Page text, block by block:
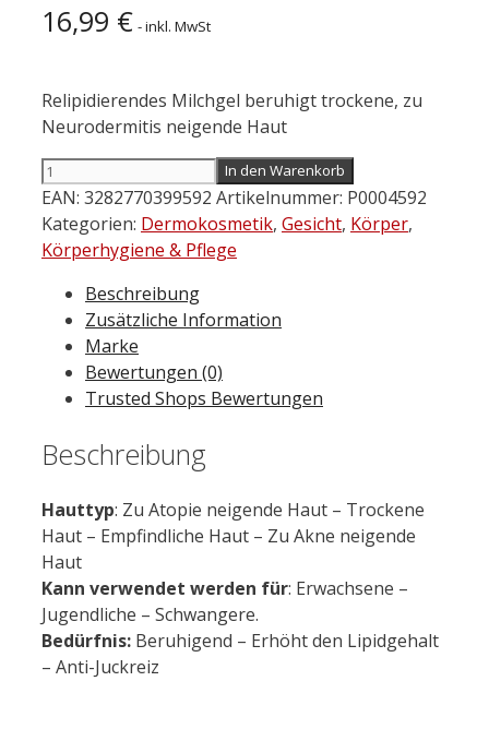
16,99 € - inkl. MwSt
Relipidierendes Milchgel beruhigt trockene, zu
Neurodermitis neigende Haut
Avène
XeraCalm
A.D
Rückfettendes
Gel
200
Menge
In den Warenkorb
EAN: 3282770399592 Artikelnummer: P0004592
Kategorien: Dermokosmetik, Gesicht, Körper,
Körperhygiene & Pflege
Beschreibung
Zusätzliche Information
Marke
Bewertungen (0)
Trusted Shops Bewertungen
Beschreibung
Hauttyp: Zu Atopie neigende Haut – Trockene
Haut – Empfindliche Haut – Zu Akne neigende
Haut
Kann verwendet werden für: Erwachsene –
Jugendliche – Schwangere.
Bedürfnis: Beruhigend – Erhöht den Lipidgehalt
– Anti-Juckreiz